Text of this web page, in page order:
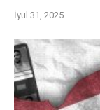
İyul 31, 2025